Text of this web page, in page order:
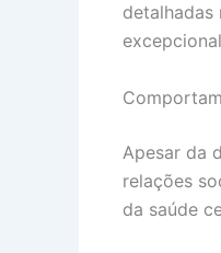
detalhadas
Apesar da
relações
da saúde